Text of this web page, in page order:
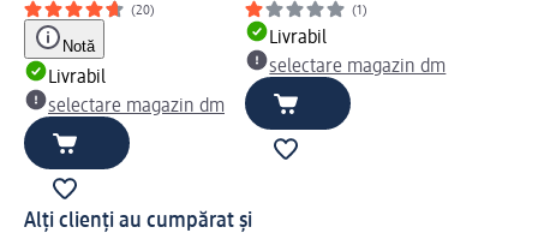
(20)
Notă
Livrabil
selectare magazin dm
(1)
Livrabil
selectare magazin dm
Alți clienți au cumpărat și